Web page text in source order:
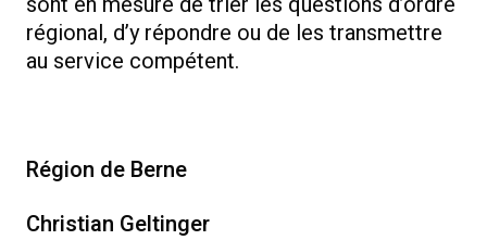
régional, d’y répondre ou de les transmettre
au service compétent.
Région de Berne
Christian Geltinger